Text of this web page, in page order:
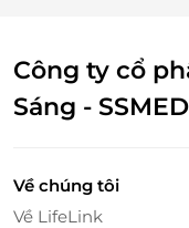
chọn các món ăn
ngon đặc trưng
Thanh Trì, bún
Công ty cổ
Sáng -
Về chúng tôi
Về LifeLink